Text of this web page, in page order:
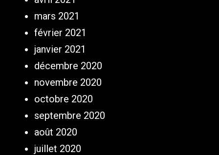
mars 2021
février 2021
janvier 2021
décembre 2020
novembre 2020
octobre 2020
septembre 2020
août 2020
juillet 2020